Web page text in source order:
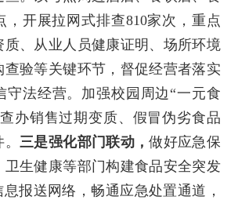
，开展拉网式排查810家次，重点
质、从业人员健康证明、场所环境
查验等关键环节，督促经营者落实
守法经营。加强校园周边“一元食
办销售过期变质、假冒伪劣食品
。三是强化部门联动，做好应急保
卫生健康等部门构建食品安全突发
报送网络，畅通应急处置通道，